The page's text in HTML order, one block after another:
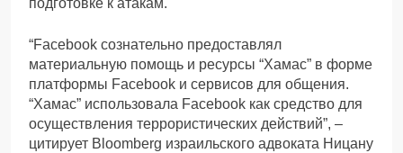
“Facebook сознательно предоставлял
материальную помощь и ресурсы “Хамас” в форме
платформы Facebook и сервисов для общения.
“Хамас” использовала Facebook как средство для
осуществления террористических действий”, –
цитирует Bloomberg израильского адвоката Ницану